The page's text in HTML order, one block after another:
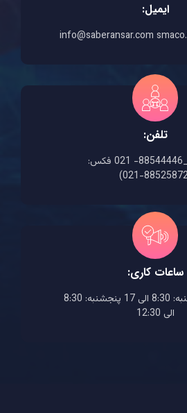
ایمیل:
info@saberansar.com
تلفن:
تلفن: 50_88544446- 021 فکس:
ساعات کاری:
شنبه تا چهار شنبه: 8:30 الی 17 پنجشنبه: 8:30
الی 12:30